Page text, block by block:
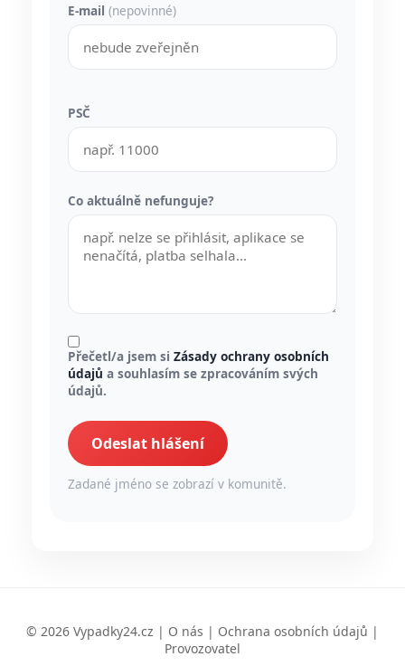
E-mail (nepovinné)
PSČ
Co aktuálně nefunguje?
Přečetl/a jsem si Zásady ochrany osobních
údajů a souhlasím se zpracováním svých
údajů.
Odeslat hlášení
Zadané jméno se zobrazí v komunitě.
© 2026 Vypadky24.cz | O nás | Ochrana osobních údajů |
Provozovatel